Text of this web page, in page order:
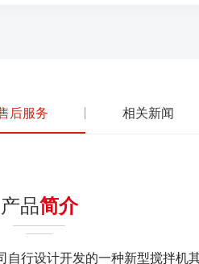
后服务 相关新闻
产品简介
行设计开发的一种新型搅拌机